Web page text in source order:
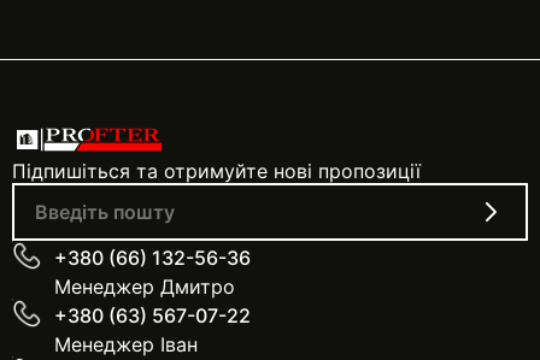
Підпишіться та отримуйте нові пропозиції
+380 (66) 132-56-36
Менеджер Дмитро
+380 (63) 567-07-22
Менеджер Іван